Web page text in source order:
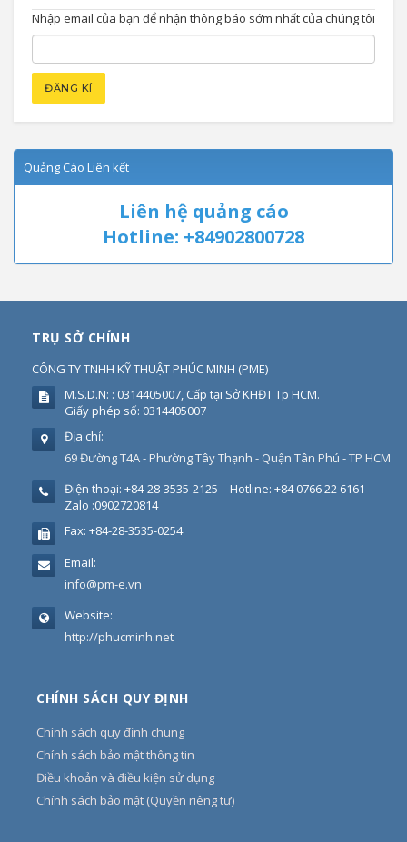
Nhập email của bạn để nhận thông báo sớm nhất của chúng tôi
Quảng Cáo Liên kết
Liên hệ quảng cáo
Hotline: +84902800728
TRỤ SỞ CHÍNH
CÔNG TY TNHH KỸ THUẬT PHÚC MINH (PME)
M.S.D.N: : 0314405007, Cấp tại Sở KHĐT Tp HCM.
Giấy phép số: 0314405007
Địa chỉ:
69 Đường T4A - Phường Tây Thạnh - Quận Tân Phú - TP HCM
Điện thoại: +84-28-3535-2125 – Hotline: +84 0766 22 6161 -
Zalo :0902720814
Fax: +84-28-3535-0254
Email:
info@pm-e.vn
Website:
http://phucminh.net
CHÍNH SÁCH QUY ĐỊNH
Chính sách quy định chung
Chính sách bảo mật thông tin
Điều khoản và điều kiện sử dụng
Chính sách bảo mật (Quyền riêng tư)